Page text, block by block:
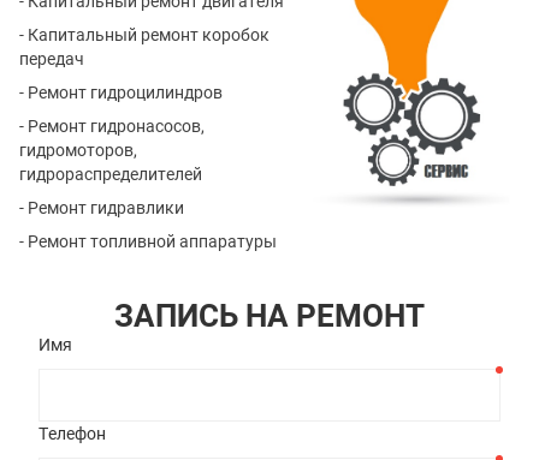
- Капитальный ремонт коробок
передач
- Ремонт гидроцилиндров
- Ремонт гидронасосов,
гидромоторов,
гидрораспределителей
- Ремонт гидравлики
- Ремонт топливной аппаратуры
ЗАПИСЬ НА РЕМОНТ
Имя
Телефон